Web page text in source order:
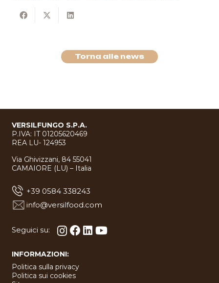
Torna alle news
VERSILFUNGO S.P.A.
P.IVA: IT 01205620469
REA LU- 124953
Via Ghivizzani, 84 55041
CAMAIORE (LU) – Italia
+39 0584 338243
info@versilfood.com
Seguici su:
INFORMAZIONI:
Politica sulla privacy
Politica sui cookies